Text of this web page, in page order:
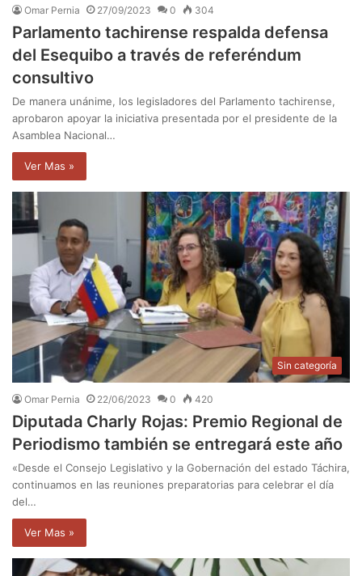
Omar Pernia 27/09/2023 0 304
Parlamento tachirense respalda defensa
del Esequibo a través de referéndum
consultivo
De manera unánime, los legisladores del Parlamento tachirense,
aprobaron apoyar la iniciativa presentada por el presidente de la
Asamblea Nacional…
Ver Mas »
Sin categoría
Omar Pernia 22/06/2023 0 420
Diputada Charly Rojas: Premio Regional de
Periodismo también se entregará este año
«Desde el Consejo Legislativo y la Gobernación del estado Táchira,
continuamos en las reuniones preparatorias para celebrar el día
del…
Ver Mas »